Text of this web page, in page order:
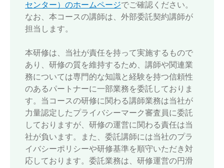
センター）のホームページでご確認ください。
なお、本コースの講師は、外部委託契約講師が
担当します。
本研修は、当社が責任を持って実施するもので
あり、研修の質を維持するため、講師や関連業
務については専門的な知識と経験を持つ信頼性
のあるパートナーに一部業務を委託しておりま
す。当コースの研修に関わる講師業務は当社が
力量認定したプライバシーマーク審査員に委託
しておりますが、研修の運営に関わる責任は当
社が負います。また、委託講師には当社のプラ
イバシーポリシーや研修基準を順守いただき対
応しております。委託業務は、研修運営の円滑